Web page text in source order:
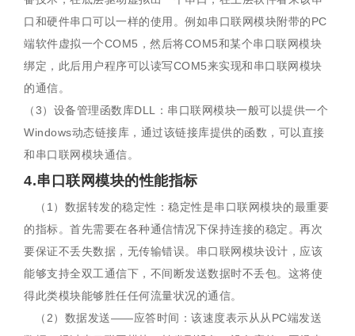
口和硬件串口可以一样的使用。例如串口联网模块附带的PC
端软件虚拟一个COM5，然后将COM5和某个串口联网模块
绑定，此后用户程序可以读写COM5来实现和串口联网模块
的通信。
（3）设备管理函数库DLL：串口联网模块一般可以提供一个
Windows动态链接库，通过该链接库提供的函数，可以直接
和串口联网模块通信。
4.串口联网模块的性能指标
（1）数据转发的稳定性：稳定性是串口联网模块的最重要
的指标。首先需要在各种通信情况下保持连接的稳定。再次
要保证不丢失数据，无传输错误。串口联网模块设计，应该
能够支持全双工通信下，不间断发送数据时不丢包。这将使
得此类模块能够胜任任何流量状况的通信。
（2）数据发送——应答时间：该速度表示从从PC端发送